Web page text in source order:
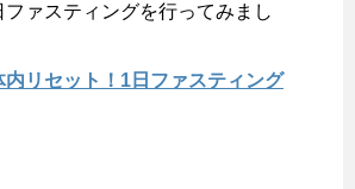
ファスティングを行ってみまし
内リセット！1日ファスティング